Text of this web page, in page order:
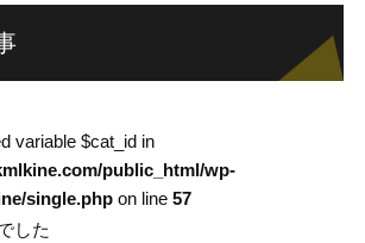
variable $cat_id in
public_html/wp-
single.phpon line 57
した